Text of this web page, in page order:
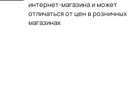
интернет-магазина и может
отличаться от цен в розничных
магазинах